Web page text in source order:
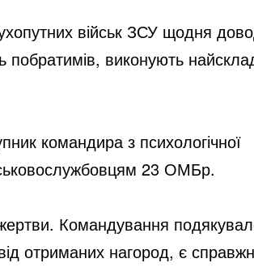
військ ЗСУ щодня
виконують
командира з психологічної
23 ОМБр.
Командування
отриманих нагород, є